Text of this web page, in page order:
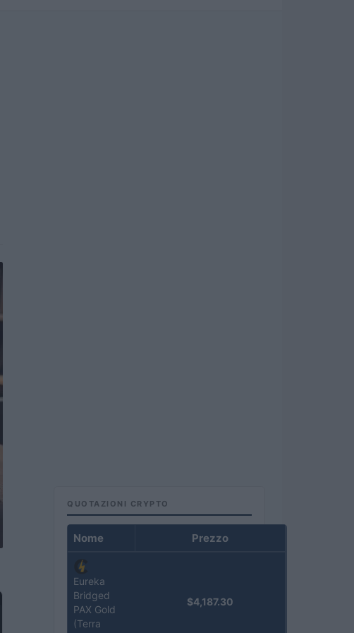
QUOTAZIONI CRYPTO
Nome Prezzo
Eureka
Bridged
PAX Gold
(Terra
$4,187.30